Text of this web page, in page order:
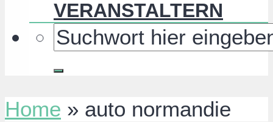
VERANSTALTERN
Home » auto normandie